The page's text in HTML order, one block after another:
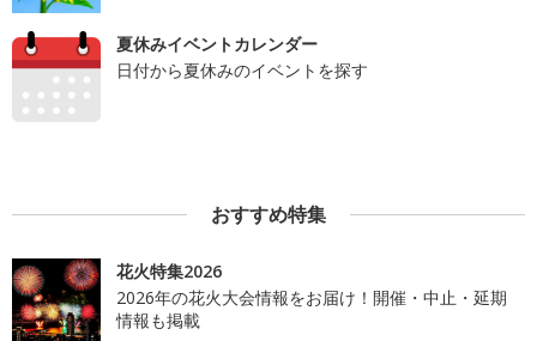
夏休みイベントカレンダー
日付から夏休みのイベントを探す
おすすめ特集
花火特集2026
2026年の花火大会情報をお届け！開催・中止・延期
情報も掲載